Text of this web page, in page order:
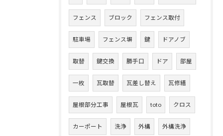
フェンス ブロック フェンス取付
駐車場 フェンス塀 鍵 ドアノブ
取替 鍵交換 勝手口 ドア 部屋
一枚 瓦取替 瓦差し替え 瓦修繕
屋根部分工事 屋根瓦 toto クロス
カーポート 洗浄 外構 外構洗浄